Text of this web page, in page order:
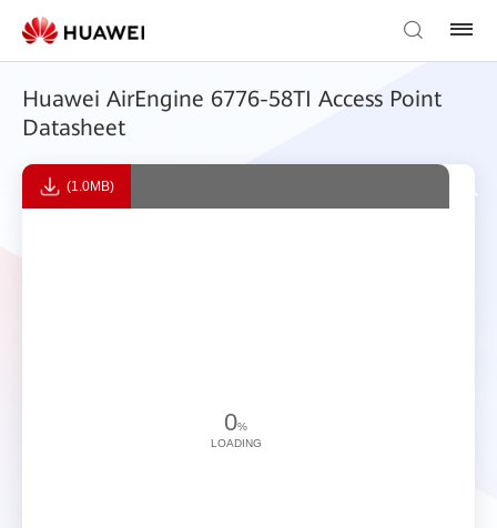
Huawei AirEngine 6776-58TI Access Point
Datasheet
(1.0MB)
0%
LOADING